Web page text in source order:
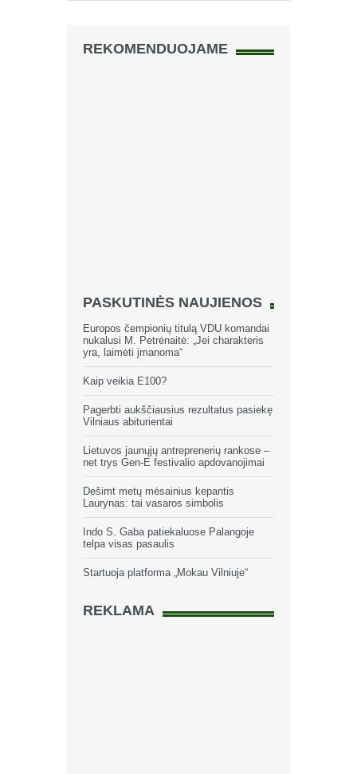
REKOMENDUOJAME
PASKUTINĖS NAUJIENOS
Europos čempionių titulą VDU komandai
nukalusi M. Petrėnaitė: „Jei charakteris
yra, laimėti įmanoma“
Kaip veikia E100?
Pagerbti aukščiausius rezultatus pasiekę
Vilniaus abiturientai
Lietuvos jaunųjų antreprenerių rankose –
net trys Gen-E festivalio apdovanojimai
Dešimt metų mėsainius kepantis
Laurynas: tai vasaros simbolis
Indo S. Gaba patiekaluose Palangoje
telpa visas pasaulis
Startuoja platforma „Mokau Vilniuje“
REKLAMA